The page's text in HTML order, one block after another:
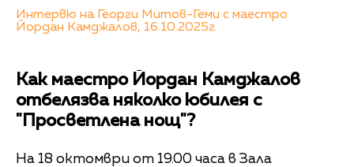
Интервю на Георги Митов-Геми с маестро
Йордан Камджалов, 16.10.2025г.
Как маестро Йордан Камджалов
отбелязва няколко юбилея с
"Просветлена нощ"?
На 18 октомври от 19.00 часа в Зала